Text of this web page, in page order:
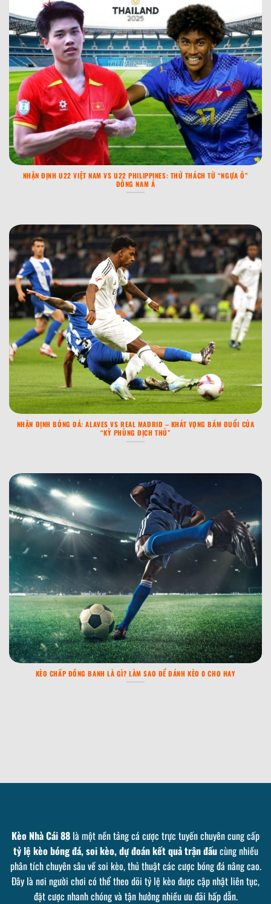
NHẬN ĐỊNH U22 VIỆT NAM VS U22 PHILIPPINES: THỬ THÁCH TỪ “NGỰA Ô”
ĐÔNG NAM Á
NHẬN ĐỊNH BÓNG ĐÁ: ALAVES VS REAL MADRID – KHÁT VỌNG BÁM ĐUỔI CỦA
“KỲ PHÙNG ĐỊCH THỦ”
KÈO CHẤP ĐỒNG BANH LÀ GÌ? LÀM SAO ĐỂ ĐÁNH KÈO 0 CHO HAY
Kèo Nhà Cái 88 là một nền tảng cá cược trực tuyến chuyên cung cấp
tỷ lệ kèo bóng đá, soi kèo, dự đoán kết quả trận đấucùng nhiều
phân tích chuyên sâu về soi kèo, thủ thuật các cược bóng đá nâng cao.
Đây là nơi người chơi có thể theo dõi tỷ lệ kèo được cập nhật liên tục,
đặt cược nhanh chóng và tận hưởng nhiều ưu đãi hấp dẫn.